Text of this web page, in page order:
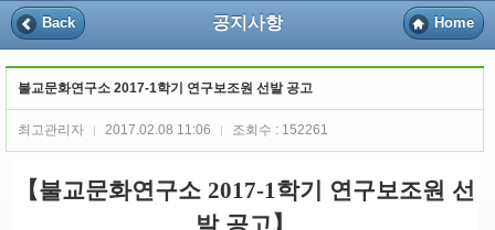
Back 공지사항 Home
불교문화연구소 2017-1학기 연구보조원 선발 공고
최고관리자 2017.02.08 11:06 조회수 : 152261
【불교문화연구소 2017-1학기 연구보조원 선